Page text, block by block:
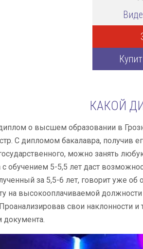
КАКОЙ
о высшем образовании в
С дипломом бакалавра, получив
можно занять
обучением 5-5,5 лет даст
за 5,5-6 лет, говорит уже
на высокооплачиваемой
свои наклонности